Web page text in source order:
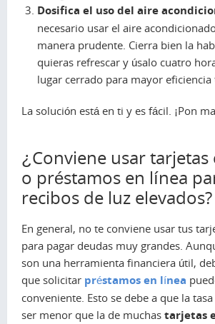
Dosifica el uso del aire
necesario usar el aire
manera prudente. Cierra bien la
quieras refrescar y úsalo cuatro
lugar cerrado para mayor eficiencia
La solución está en ti y es fácil. ¡Pon
¿Conviene usar tarjetas
o préstamos en línea
recibos de luz elevados?
En general, no te conviene usar tus
para pagar deudas muy grandes.
son una herramienta financiera útil,
que solicitar préstamos en línea
conveniente. Esto se debe a que la
ser menor que la de muchas tarjetas